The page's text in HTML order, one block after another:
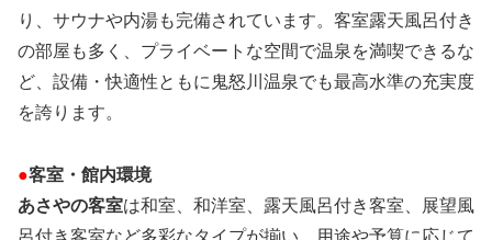
り、サウナや内湯も完備されています。客室露天風呂付き
の部屋も多く、プライベートな空間で温泉を満喫できるな
ど、設備・快適性ともに鬼怒川温泉でも最高水準の充実度
を誇ります。
●客室・館内環境
あさやの客室は和室、和洋室、露天風呂付き客室、展望風
呂付き客室など多彩なタイプが揃い、用途や予算に応じて